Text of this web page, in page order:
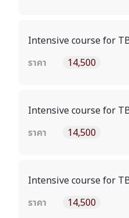
Intensive course for
ราคา
14,500
Intensive course for
ราคา
14,500
Intensive course for
ราคา
14,500